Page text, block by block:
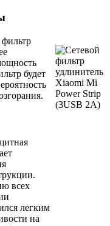
фильтр
будет
всех
легким
на